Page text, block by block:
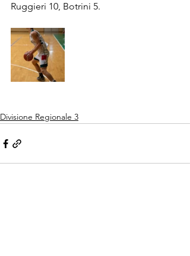
Ruggieri 10, Botrini 5.
Divisione Regionale 3